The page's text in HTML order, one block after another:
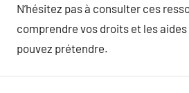
N’hésitez pas à consulter ces
comprendre vos droits et les
pouvez prétendre.